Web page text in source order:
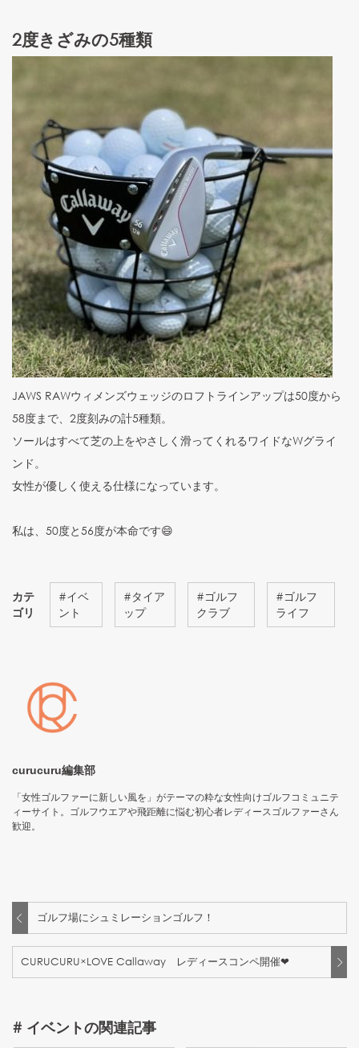
2度きざみの5種類
JAWS RAWウィメンズウェッジのロフトラインアップは50度から
58度まで、2度刻みの計5種類。
ソールはすべて芝の上をやさしく滑ってくれるワイドなWグライ
ンド。
女性が優しく使える仕様になっています。
私は、50度と56度が本命です😄
カテ
ゴリ
#イベ
ント
#タイア
ップ
#ゴルフ
クラブ
#ゴルフ
ライフ
curucuru編集部
「女性ゴルファーに新しい風を」がテーマの粋な女性向けゴルフコミュニテ
ィーサイト。ゴルフウエアや飛距離に悩む初心者レディースゴルファーさん
歓迎。
ゴルフ場にシュミレーションゴルフ！
CURUCURU×LOVE Callaway レディースコンペ開催❤
# イベントの関連記事